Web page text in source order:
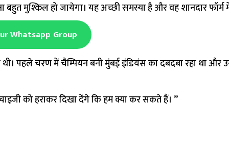
मुश्किल हो जायेगा। यह अच्छी समस्या है और वह शानदार फॉर्म में
Whatsapp Group
थी। पहले चरण में चैम्पियन बनी मुंबई इंडियंस का दबदबा रहा था और
को हराकर दिखा देंगे कि हम क्या कर सकते हैं। ’’